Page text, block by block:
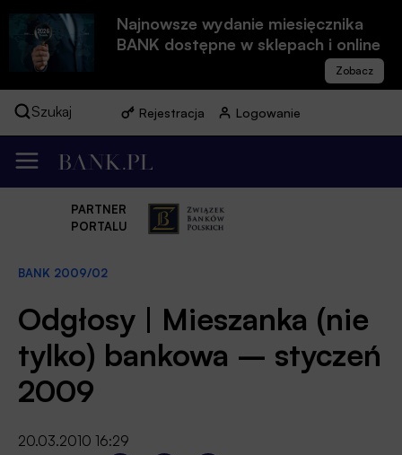
Najnowsze wydanie miesięcznika
BANK dostępne w sklepach i online
Szukaj Rejestracja Logowanie
PARTNER
PORTALU
BANK 2009/02
Odgłosy | Mieszanka (nie
tylko) bankowa – styczeń
2009
20.03.2010 16:29